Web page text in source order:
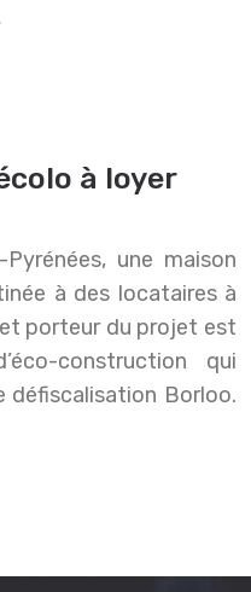
à loyer
une maison
à des locataires à
porteur du projet est
construction qui
défiscalisation Borloo.